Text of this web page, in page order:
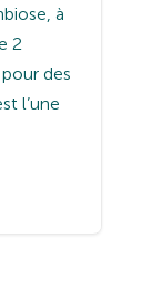
à
2
des
l’une